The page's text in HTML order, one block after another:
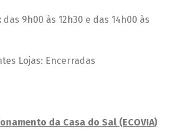
das 9h00 às 12h30 e das 14h00 às
Lojas: Encerradas
da Casa do Sal (ECOVIA)